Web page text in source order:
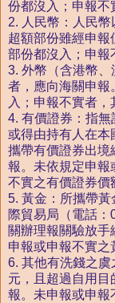
份都沒入；申報不
2. 人民幣：人民幣
超額部份雖經申
部份都沒入；申報
3. 外幣（含港幣
者，應向海關申報
入；申報不實者，
4. 有價證券：指
或得由持有人在本
攜帶有價證券出境
報。未依規定申報
不實之有價證券價
5. 黃金：所攜帶
際貿易局（電話
關辦理報關驗放手
申報或申報不實之
6. 其他有洗錢之
元，且超過自用目
報。未申報或申報